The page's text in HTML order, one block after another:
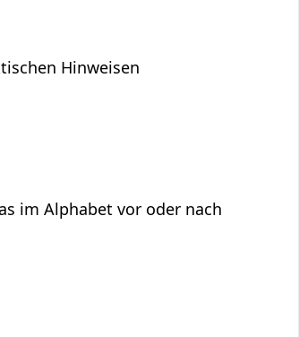
Hinweisen
im Alphabet vor oder nach